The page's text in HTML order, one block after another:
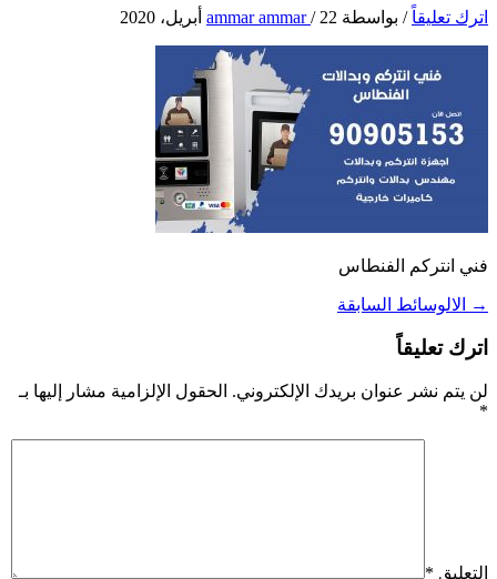
اترك تعليقاً / بواسطة ammar ammar/ 22 أبريل، 2020
فني انتركم الفنطاس
→ الالوسائط السابقة
اترك تعليقاً
لن يتم نشر عنوان بريدك الإلكتروني. الحقول الإلزامية مشار إليها بـ
*
التعليق *